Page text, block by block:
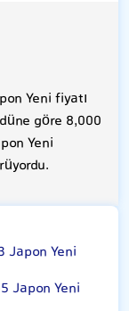
Yeni fiyatı
göre 8,000
Yeni
Japon Yeni
Japon Yeni